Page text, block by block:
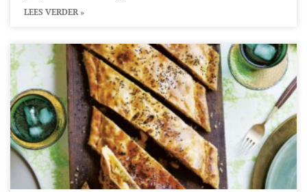
LEES VERDER »